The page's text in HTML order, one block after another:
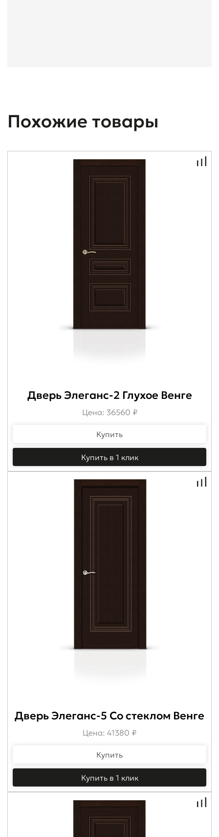
Похожие товары
Дверь Элеганс-2 Глухое Венге
Цена: 36560 ₽
Купить
Купить в 1 клик
Дверь Элеганс-5 Со стеклом Венге
Цена: 41380 ₽
Купить
Купить в 1 клик